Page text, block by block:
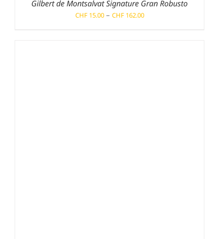
Gilbert de Montsalvat Signature Gran Robusto
CHF15.00 – CHF162.00Preisspanne: